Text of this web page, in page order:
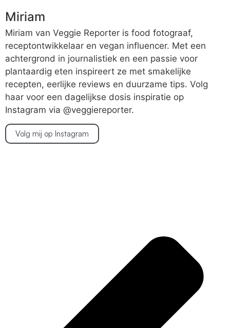
Miriam
Miriam van Veggie Reporter is food fotograaf,
receptontwikkelaar en vegan influencer. Met een
achtergrond in journalistiek en een passie voor
plantaardig eten inspireert ze met smakelijke
recepten, eerlijke reviews en duurzame tips. Volg
haar voor een dagelijkse dosis inspiratie op
Instagram via @veggiereporter.
Volg mij op Instagram